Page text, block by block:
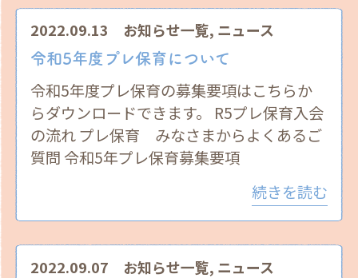
2022.09.13 お知らせ一覧, ニュース
令和5年度プレ保育について
令和5年度プレ保育の募集要項はこちらか
らダウンロードできます。 R5プレ保育入会
の流れ プレ保育 みなさまからよくあるご
質問 令和5年プレ保育募集要項
続きを読む
2022.09.07 お知らせ一覧, ニュース